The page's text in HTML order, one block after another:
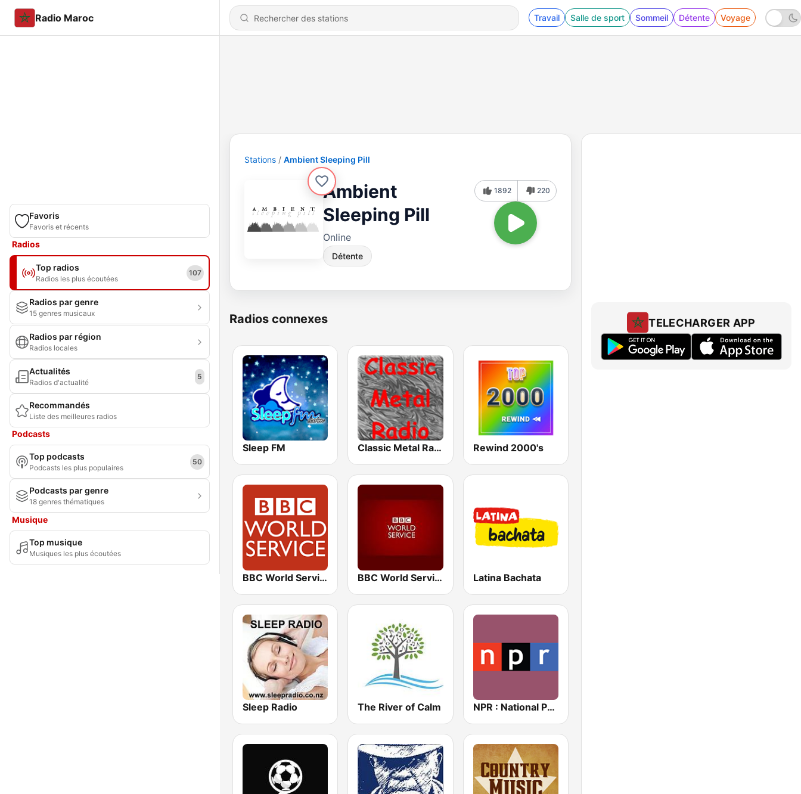
Radio Maroc Travail Salle de sport Sommeil Détente Voyage
Favoris
Favoris et récents
Radios
Top radios
Radios les plus écoutées
107
Radios par genre
15 genres musicaux
Radios par région
Radios locales
Actualités
Radios d'actualité
5
Recommandés
Liste des meilleures radios
Podcasts
Top podcasts
Podcasts les plus populaires
50
Podcasts par genre
18 genres thématiques
Musique
Top musique
Musiques les plus écoutées
Stations Ambient Sleeping Pill
Ambient
Sleeping Pill
Online
Détente
1892 220
Radios connexes
Sleep FM Classic Metal Radio Rewind 2000's
BBC World Service BBC World Service Latina Bachata
Sleep Radio The River of Calm NPR : National Public Radio
TELECHARGER APP